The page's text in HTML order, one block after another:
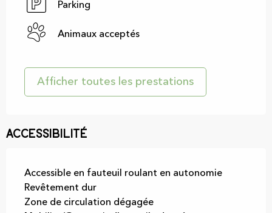
Parking
Animaux acceptés
Afficher toutes les prestations
Accessibilité
Accessible en fauteuil roulant en autonomie
Revêtement dur
Zone de circulation dégagée